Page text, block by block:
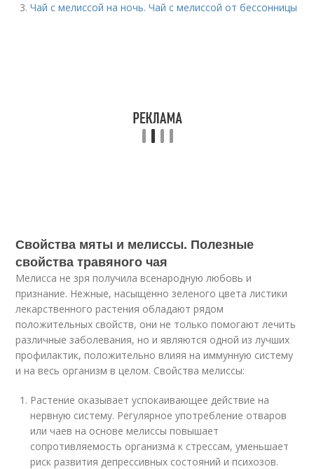
Чай с мелиссой на ночь. Чай с мелиссой от бессонницы
Свойства мяты и мелиссы. Полезные
свойства травяного чая
Мелисса не зря получила всенародную любовь и
признание. Нежные, насыщенно зеленого цвета листики
лекарственного растения обладают рядом
положительных свойств, они не только помогают лечить
различные заболевания, но и являются одной из лучших
профилактик, положительно влияя на иммунную систему
и на весь организм в целом. Свойства мелиссы:
Растение оказывает успокаивающее действие на
нервную систему. Регулярное употребление отваров
или чаев на основе мелиссы повышает
сопротивляемость организма к стрессам, уменьшает
риск развития депрессивных состояний и психозов.